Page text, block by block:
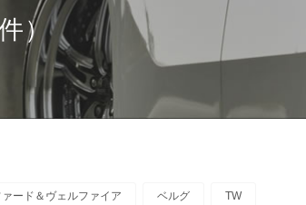
）
ード＆ヴェルファイア ベルグ TW